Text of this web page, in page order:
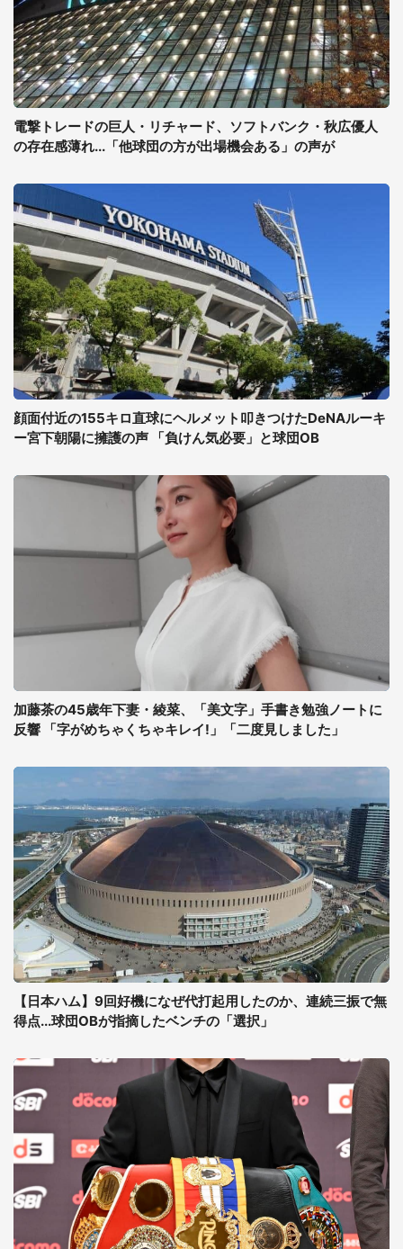
電撃トレードの巨人・リチャード、ソフトバンク・秋広優人
の存在感薄れ...「他球団の方が出場機会ある」の声が
顔面付近の155キロ直球にヘルメット叩きつけたDeNAルーキ
ー宮下朝陽に擁護の声 「負けん気必要」と球団OB
加藤茶の45歳年下妻・綾菜、「美文字」手書き勉強ノートに
反響 「字がめちゃくちゃキレイ!」「二度見しました」
【日本ハム】9回好機になぜ代打起用したのか、連続三振で無
得点...球団OBが指摘したベンチの「選択」